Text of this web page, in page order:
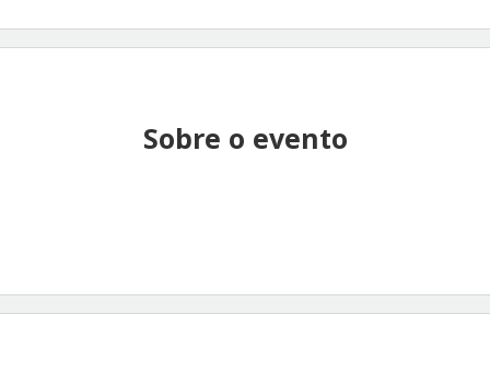
Sobre o evento